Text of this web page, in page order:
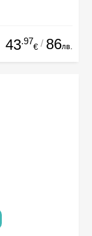
43.97
€ / 86лв.